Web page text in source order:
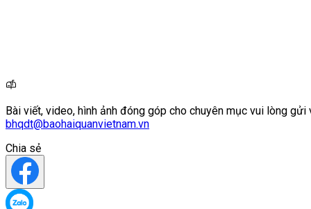
Bài viết, video, hình ảnh đóng góp cho chuyên mục vui lòng gửi
bhqdt@baohaiquanvietnam.vn
Chia sẻ